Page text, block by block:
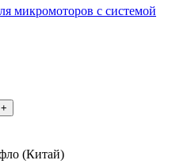
микромоторов с системой
+